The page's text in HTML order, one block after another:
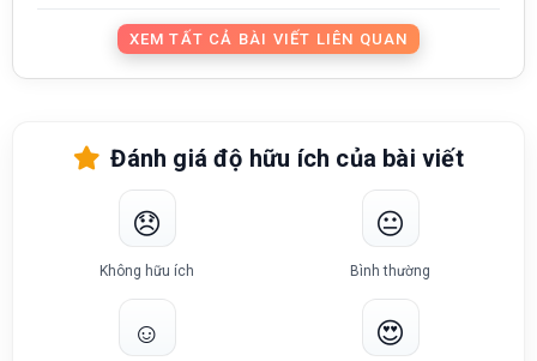
XEM TẤT CẢ BÀI VIẾT LIÊN QUAN
Đánh giá độ hữu ích của bài viết
😞
Không hữu ích
😐
Bình thường
☺️ 😍